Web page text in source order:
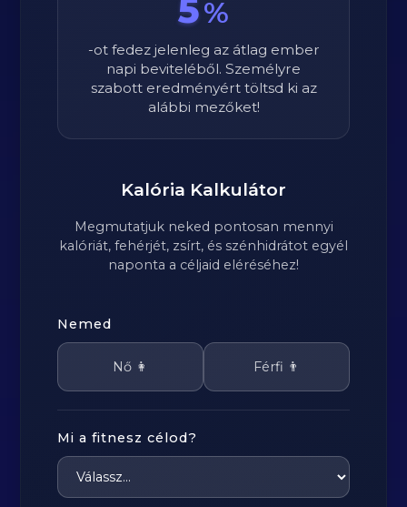
5%
-ot fedez jelenleg az átlag ember
napi beviteléből. Személyre
szabott eredményért töltsd ki az
alábbi mezőket!
Kalória Kalkulátor
Megmutatjuk neked pontosan mennyi
kalóriát, fehérjét, zsírt, és szénhidrátot egyél
naponta a céljaid eléréséhez!
Nemed
Nő 👩 Férfi 👨
Mi a fitnesz célod?